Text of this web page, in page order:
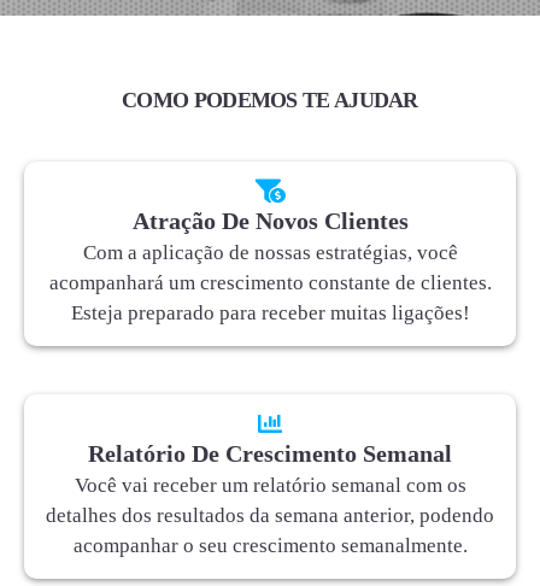
COMO PODEMOS TE AJUDAR
Atração De Novos Clientes
Com a aplicação de nossas estratégias, você
acompanhará um crescimento constante de clientes.
Esteja preparado para receber muitas ligações!
Relatório De Crescimento Semanal
Você vai receber um relatório semanal com os
detalhes dos resultados da semana anterior, podendo
acompanhar o seu crescimento semanalmente.